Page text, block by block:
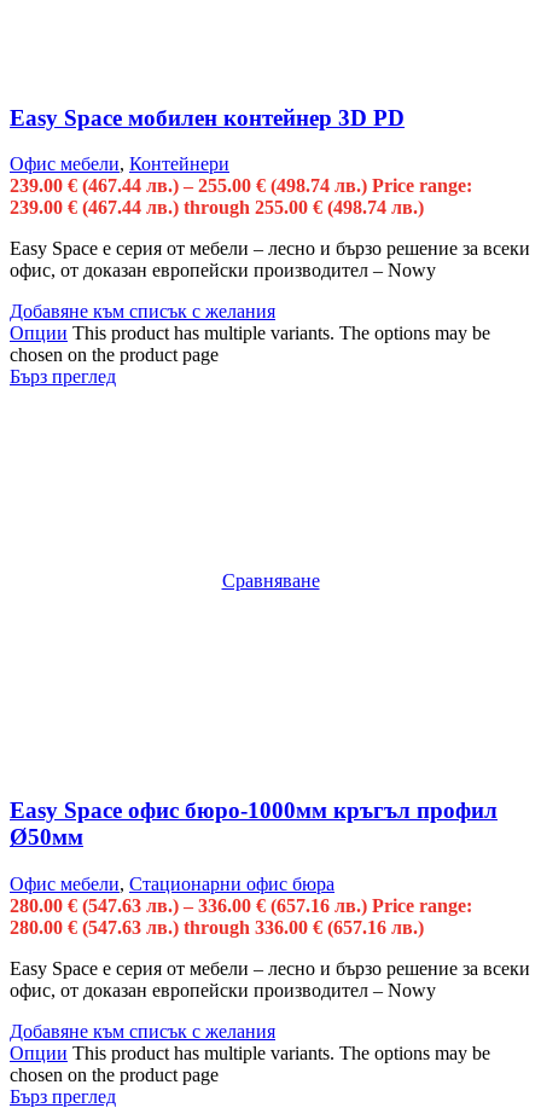
Easy Space мобилен контейнер 3D PD
Офис мебели, Контейнери
239.00 € (467.44 лв.) – 255.00 € (498.74 лв.) Price range:
239.00 € (467.44 лв.) through 255.00 € (498.74 лв.)
Easy Space е серия от мебели – лесно и бързо решение за всеки
офис, от доказан европейски производител – Nowy
Добавяне към списък с желания
Опции This product has multiple variants. The options may be
chosen on the product page
Бърз преглед
Сравняване
Easy Space офис бюро-1000мм кръгъл профил
Ø50мм
Офис мебели, Стационарни офис бюра
280.00 € (547.63 лв.) – 336.00 € (657.16 лв.) Price range:
280.00 € (547.63 лв.) through 336.00 € (657.16 лв.)
Easy Space е серия от мебели – лесно и бързо решение за всеки
офис, от доказан европейски производител – Nowy
Добавяне към списък с желания
Опции This product has multiple variants. The options may be
chosen on the product page
Бърз преглед